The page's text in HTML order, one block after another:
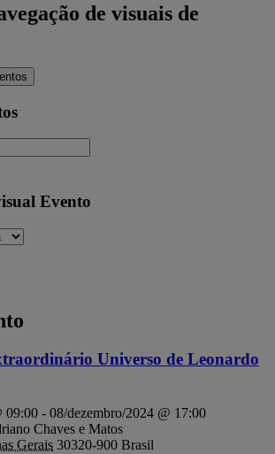
de visuais de
Evento
Universo de Leonardo
09:00 - 08/dezembro/2024 @ 17:00
Chaves e Matos
Gerais 30320-900 Brasil